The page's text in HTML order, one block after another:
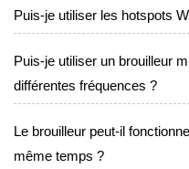
Puis-je utiliser les hotspots
Puis-je utiliser un brouilleur
différentes fréquences ?
Le brouilleur peut-il
même temps ?